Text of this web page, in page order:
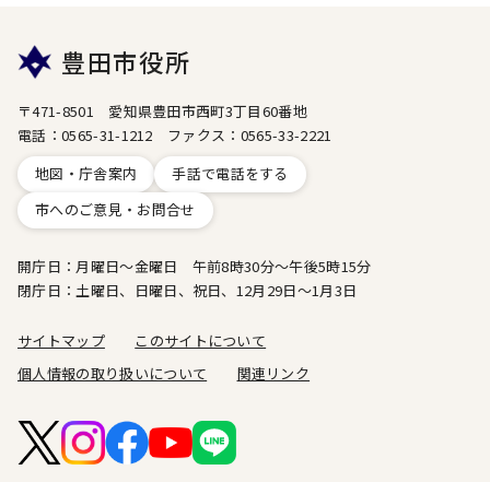
豊田市役所
〒471-8501 愛知県豊田市西町3丁目60番地
電話：0565-31-1212 ファクス：0565-33-2221
地図・庁舎案内
手話で電話をする
市へのご意見・お問合せ
開庁日：月曜日～金曜日 午前8時30分～午後5時15分
閉庁日：土曜日、日曜日、祝日、12月29日～1月3日
サイトマップ
このサイトについて
個人情報の取り扱いについて
関連リンク